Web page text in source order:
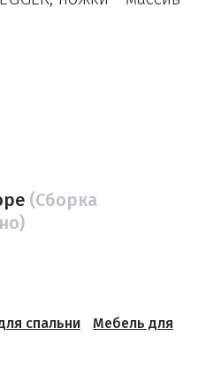
(Сборка
спальни
Мебель для